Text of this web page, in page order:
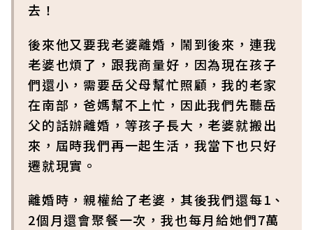
去！
後來他又要我老婆離婚，鬧到後來，連我
老婆也煩了，跟我商量好，因為現在孩子
們還小，需要岳父母幫忙照顧，我的老家
在南部，爸媽幫不上忙，因此我們先聽岳
父的話辦離婚，等孩子長大，老婆就搬出
來，屆時我們再一起生活，我當下也只好
遷就現實。
離婚時，親權給了老婆，其後我們還每1、
2個月還會聚餐一次，我也每月給她們7萬